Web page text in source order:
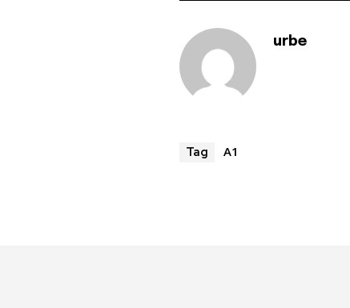
urbe
Tag A1